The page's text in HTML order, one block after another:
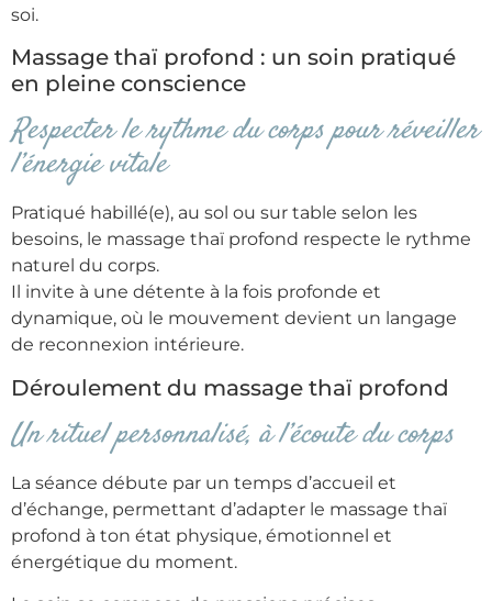
soi.
Massage thaï profond : un soin pratiqué
en pleine conscience
Respecter le rythme du corps pour réveiller
l’énergie vitale
Pratiqué habillé(e), au sol ou sur table selon les
besoins, le massage thaï profond respecte le rythme
naturel du corps.
Il invite à une détente à la fois profonde et
dynamique, où le mouvement devient un langage
de reconnexion intérieure.
Déroulement du massage thaï profond
Un rituel personnalisé, à l’écoute du corps
La séance débute par un temps d’accueil et
d’échange, permettant d’adapter le massage thaï
profond à ton état physique, émotionnel et
énergétique du moment.